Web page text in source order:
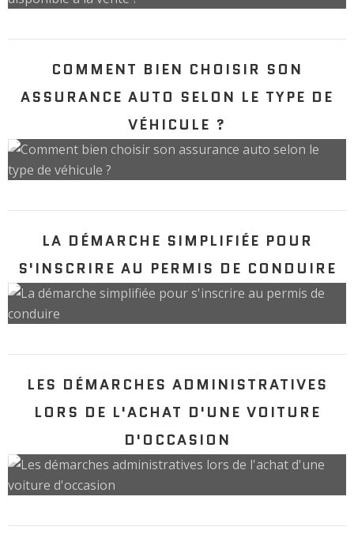
COMMENT BIEN CHOISIR SON
ASSURANCE AUTO SELON LE TYPE DE
VÉHICULE ?
LA DÉMARCHE SIMPLIFIÉE POUR
S'INSCRIRE AU PERMIS DE CONDUIRE
LES DÉMARCHES ADMINISTRATIVES
LORS DE L'ACHAT D'UNE VOITURE
D'OCCASION